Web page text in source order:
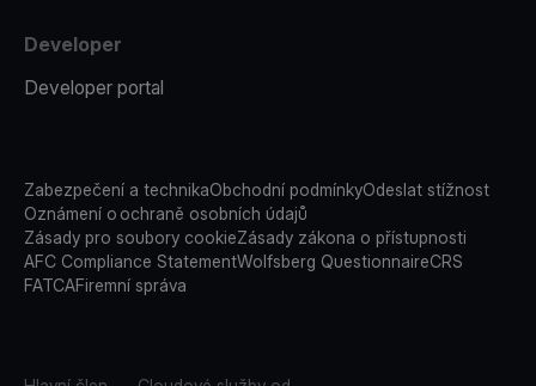
Developer
Developer portal
Zabezpečení a technikaObchodní podmínkyOdeslat stížnost
Oznámení o ochraně osobních údajů
Zásady pro soubory cookieZásady zákona o přístupnosti
AFC Compliance StatementWolfsberg QuestionnaireCRS
FATCAFiremní správa